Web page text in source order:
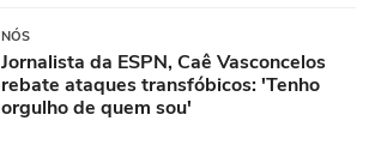
NÓS
Jornalista da ESPN, Caê Vasconcelos
rebate ataques transfóbicos: 'Tenho
orgulho de quem sou'